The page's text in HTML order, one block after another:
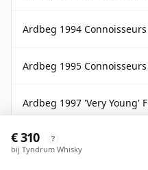
Ardbeg 1994 Connoisseurs
Ardbeg 1995 Connoisseurs
Ardbeg 1997 'Very Young'
Ardbeg 1998 11 Year Old
€ 310 ?
bij Tyndrum Whisky